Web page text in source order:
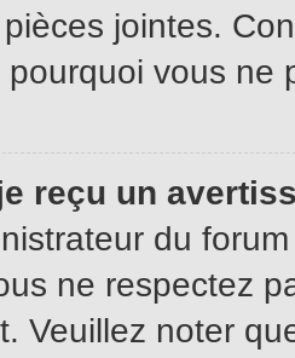
jointes.
vous ne
reçu un
du
ne respectez
Veuillez noter